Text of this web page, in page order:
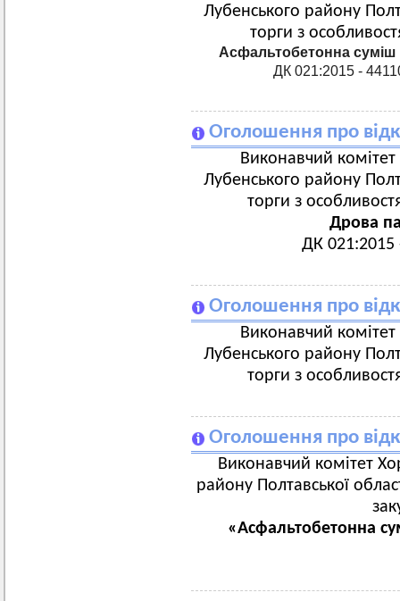
Лубенського району
торги з
Асфальтобетонна суміш
ДК 021:2015 -
Оголошення про
Виконавчий комітет
Лубенського району
торги з
Дрова
ДК 021:2015
Оголошення про
Виконавчий комітет
Лубенського району
торги з
Оголошення про
Виконавчий комітет
району Полтавської
«Асфальтобетонна